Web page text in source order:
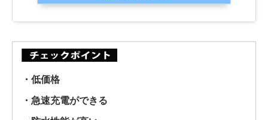
・低価格
・急速充電ができる